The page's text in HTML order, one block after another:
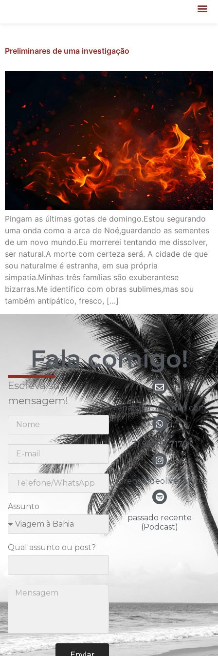
Preliminares de uma investigação
Pingam as últimas gotas de domingo.Estou segurando
uma onda como a arca de Noé,guardando as sementes
de um novo mundo.Eu morrerei tentando me dissolver,
ser natural.A morte com certeza será. A cidade de que
sou naturalme é estranha, em sua própria
simpatia.Minhas três famílias são exuberantese
bizarras.Me identifico com obras sublimes,mas sou
também antipático, fresco, […]
Fala comigo!
Escreva sua
mensagem!
Assunto
Qual assunto ou post?
renato.nitu@gmail.com
31 98783-7178
@renatodeoliveira.nitu
passado recente
(Podcast)